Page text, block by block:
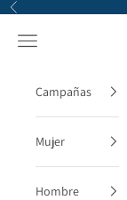
Ir al contenido
Anterior
Menú
Campañas
Mujer
Hombre